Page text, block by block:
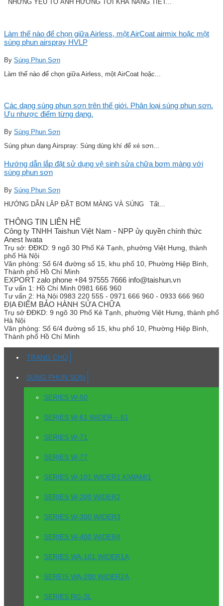
NHỮNG YẾU TỐ ẢNH HƯỞNG TỚI KHẢ NĂNG TIẾT...
Làm thế nào để chọn giữa Airless, một AirCoat airmix hoặc một
súng phun airspray HVLP
By Súng Phun Sơn
Làm thế nào để chọn giữa Airless, một AirCoat hoặc...
Các dạng súng phun sơn trên thế giới. Phân loại súng phun sơn.
Ưu nhược điểm từng dạng.
By Súng Phun Sơn
Súng phun dạng Airspray: Súng dùng khí để xé sơn...
Hướng dẫn lắp đặt sử dụng vệ sinh sửa chữa bơm màng với
súng phun sơn
By Súng Phun Sơn
HƯỚNG DẪN LẮP ĐẶT BƠM MÀNG VÀ SÚNG Tất...
THÔNG TIN LIÊN HỆ
Công ty TNHH Taishun Việt Nam - NPP ủy quyền chính thức
Anest Iwata
Trụ sở: ĐĐKD: 9 ngõ 30 Phố Kẻ Tạnh, phường Việt Hưng, thành
phố Hà Nội
Văn phòng: Số 6/4 đường số 15, khu phố 10, Phường Hiệp Bình,
Thành phố Hồ Chí Minh
EXPORT zalo phone +84 97555 7666 info@taishun.vn
Tư vấn 1: Hồ Chí Minh 0981 666 960
Tư vấn 2: Hà Nội 0983 220 555 - 0971 666 960 - 0933 666 960
ĐỊA ĐIỂM BẢO HÀNH SỬA CHỮA
Trụ sở ĐĐKD: 9 ngõ 30 Phố Kẻ Tạnh, phường Việt Hưng, thành phố
Hà Nội
Văn phòng: Số 6/4 đường số 15, khu phố 10, Phường Hiệp Bình,
Thành phố Hồ Chí Minh
TRANG CHỦ
SÚNG PHUN SƠN
SERIES W-50
SERIES W-61 WIDER – 61
SERIES W-71
SERIES W-77
SERIES W-101 WIDER1 KIWAMI1
SERIES W-200 WIDER2
SERIES W-300 WIDER3
SERIES W-400 WIDER4
SERIES WA-101 WIDER1A
SEREIS WA-200 WIDER2A
SERIES RG-3L